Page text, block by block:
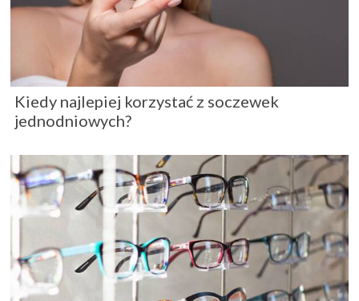
Kiedy najlepiej korzystać z soczewek
jednodniowych?